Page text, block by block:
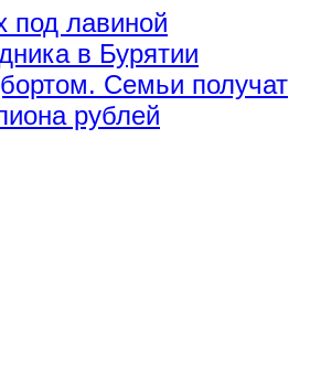
под лавиной
в Бурятии
Семьи получат
рублей